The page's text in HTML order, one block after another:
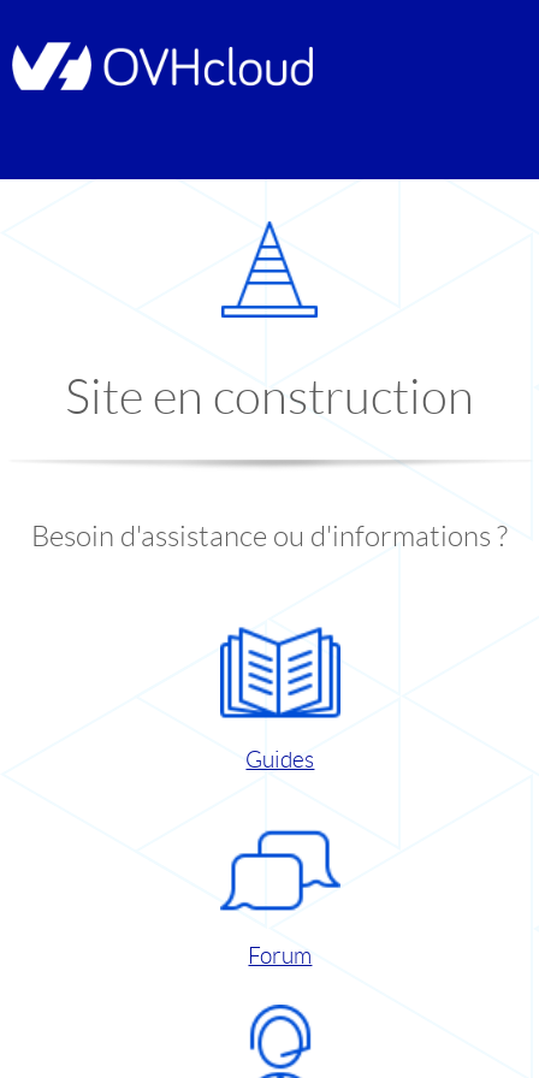
Site en construction
Besoin d'assistance ou d'informations ?
Guides
Forum